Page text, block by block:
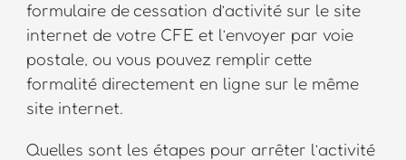
formulaire de cessation d’activité sur le site
internet de votre CFE et l’envoyer par voie
postale, ou vous pouvez remplir cette
formalité directement en ligne sur le même
site internet.
Quelles sont les étapes pour arrêter l’activité